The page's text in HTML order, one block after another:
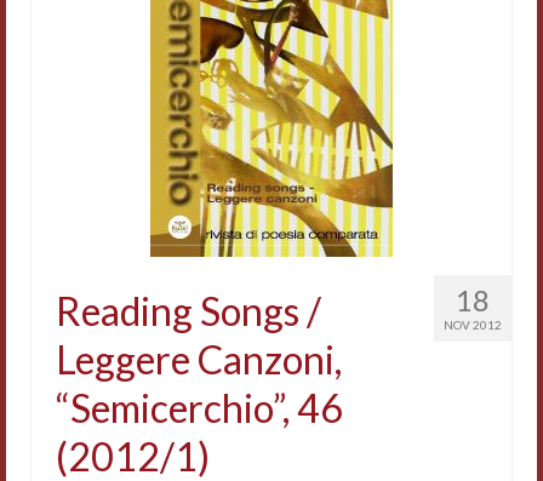
Relazioni sulle attività
Accordi di cooperazione
Cultura coreana
Hagiographica Coreana
Cultura medioevale
Scrittori Latini dell’Europa Medievale
Corpus Rhythmorum Musicum
18
NOV 2012
Reading Songs /
Leggere Canzoni,
“Semicerchio”, 46
(2012/1)